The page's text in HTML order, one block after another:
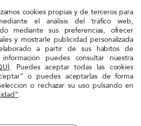
» La Plataforma por la Gestión
Policial de la Diversidad lanza
un comunicado ante casos de
cookies propias y de terceros para
el análisis del tráfico web,
mediante sus preferencias, ofrecer
y mostrarle publicidad personalizada
a partir de sus hábitos de
puedes consultar nuestra
. Puedes aceptar todas las cookies
o puedes aceptarlas de forma
o rechazar su uso pulsando en
.